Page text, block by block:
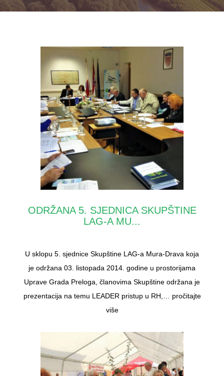
ODRŽANA 5. SJEDNICA SKUPŠTINE
LAG-A MU...
U sklopu 5. sjednice Skupštine LAG-a Mura-Drava koja
je održana 03. listopada 2014. godine u prostorijama
Uprave Grada Preloga, članovima Skupštine održana je
prezentacija na temu LEADER pristup u RH,… pročitajte
više